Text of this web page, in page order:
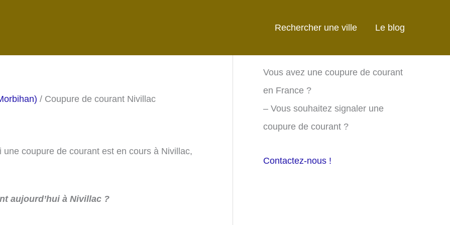
Rechercher une ville Le blog
/ Coupure de courant Nivillac
coupure de courant est en cours à Nivillac,
aujourd’hui à Nivillac ?
Vous avez une coupure de courant
en France ?
– Vous souhaitez signaler une
coupure de courant ?
Contactez-nous !